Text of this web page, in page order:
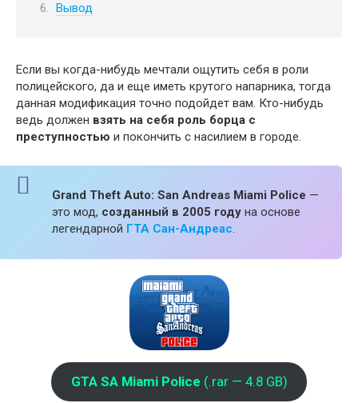
Вывод
Если вы когда-нибудь мечтали ощутить себя в роли
полицейского, да и еще иметь крутого напарника, тогда
данная модификация точно подойдет вам. Кто-нибудь
ведь должен взять на себя роль борца с
преступностью и покончить с насилием в городе.
Grand Theft Auto: San Andreas Miami Police —
это мод, созданный в 2005 году на основе
легендарной ГТА Сан-Андреас.
GTA SA Miami Police (.rar — 4.8 GB)